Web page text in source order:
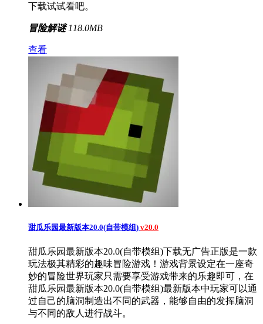
下载试试看吧。
冒险解谜 118.0MB
查看
甜瓜乐园最新版本20.0(自带模组) v20.0
甜瓜乐园最新版本20.0(自带模组)下载无广告正版是一款
玩法极其精彩的趣味冒险游戏！游戏背景设定在一座奇
妙的冒险世界玩家只需要享受游戏带来的乐趣即可，在
甜瓜乐园最新版本20.0(自带模组)最新版本中玩家可以通
过自己的脑洞制造出不同的武器，能够自由的发挥脑洞
与不同的敌人进行战斗。